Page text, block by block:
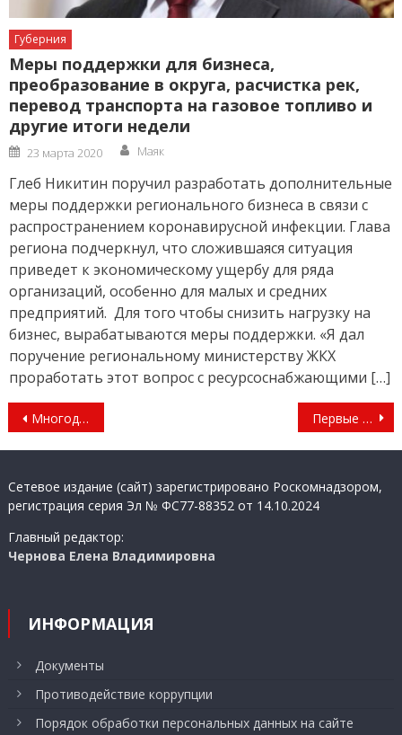
Губерния
Меры поддержки для бизнеса,
преобразование в округа, расчистка рек,
перевод транспорта на газовое топливо и
другие итоги недели
Posted
on
23 марта 2020 Author
Маяк
Глеб Никитин поручил разработать дополнительные
меры поддержки регионального бизнеса в связи с
распространением коронавирусной инфекции. Глава
региона подчеркнул, что сложившаяся ситуация
приведет к экономическому ущербу для ряда
организаций, особенно для малых и средних
предприятий. Для того чтобы снизить нагрузку на
бизнес, вырабатываются меры поддержки. «Я дал
поручение региональному министерству ЖКХ
проработать этот вопрос с ресурсоснабжающими […]
Навигация
по
Многодетная семья Грозы из Нижегородской области будет представлять регион на Всероссийском семейном форуме «Родные – Любимые» Первые транспортные «Доброкарты» вручили волонтёрам 15 добровольческих объединений Нижегородской области
Сетевое издание (сайт) зарегистрировано Роскомнадзором,
регистрация серия Эл № ФС77-88352 от 14.10.2024
Главный редактор:
Чернова Елена Владимировна
ИНФОРМАЦИЯ
Документы
Противодействие коррупции
Порядок обработки персональных данных на сайте